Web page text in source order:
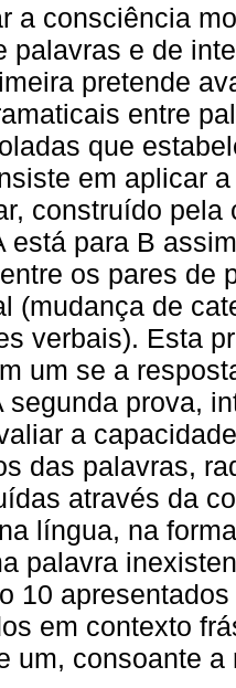
a consciência
palavras e de
pretende
entre
que
em aplicar
construído
está para B
os pares de
(mudança de
verbais). Esta
um se a
segunda prova,
a
das palavras,
através da
língua, na
palavra
10
em contexto
um, consoante